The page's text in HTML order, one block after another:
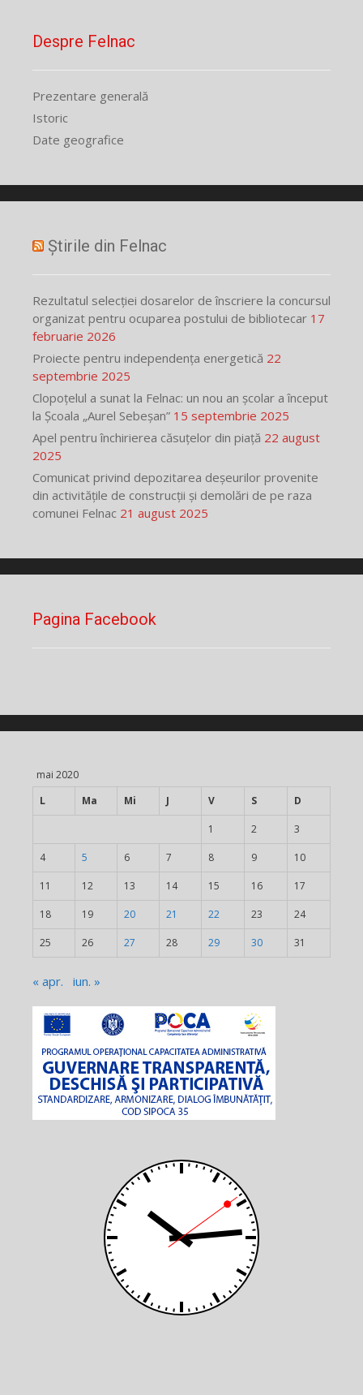
Despre Felnac
Prezentare generală
Istoric
Date geografice
Știrile din Felnac
Rezultatul selecției dosarelor de înscriere la concursul
organizat pentru ocuparea postului de bibliotecar 17
februarie 2026
Proiecte pentru independența energetică 22
septembrie 2025
Clopoțelul a sunat la Felnac: un nou an școlar a început
la Școala „Aurel Sebeșan” 15 septembrie 2025
Apel pentru închirierea căsuțelor din piață 22 august
2025
Comunicat privind depozitarea deșeurilor provenite
din activitățile de construcții și demolări de pe raza
comunei Felnac 21 august 2025
Pagina Facebook
mai 2020
L
Ma Mi J V S D
1 2 3
4 5 6 7 8 9 10
11 12 13 14 15 16 17
18 19 20 21 22 23 24
25 26 27 28 29 30 31
« apr. iun. »